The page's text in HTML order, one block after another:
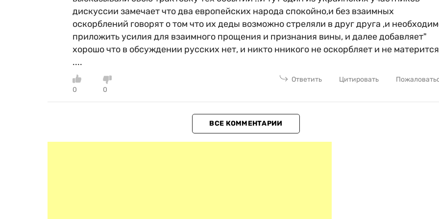
дискуссии замечает что два европейских народа спокойно,и без взаимных
оскорблений говорят о том что их деды возможно стреляли в друг друга ,и
приложить усилия для взаимного прощения и признания вины, и далее добавляет"
хорошо что в обсуждении русских нет, и никто нникого не оскорбляет и не
....
0 0
Ответить Цитировать
ВСЕ КОММЕНТАРИИ